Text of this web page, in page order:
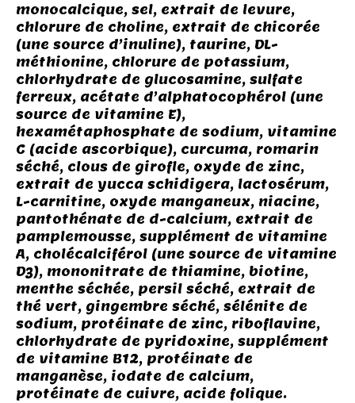
monocalcique, sel, extrait de levure,
chlorure de choline, extrait de chicorée
(une source d’inuline), taurine, DL-
méthionine, chlorure de potassium,
chlorhydrate de glucosamine, sulfate
ferreux, acétate d’alphatocophérol (une
source de vitamine E),
hexamétaphosphate de sodium, vitamine
C (acide ascorbique), curcuma, romarin
séché, clous de girofle, oxyde de zinc,
extrait de yucca schidigera, lactosérum,
L-carnitine, oxyde manganeux, niacine,
pantothénate de d-calcium, extrait de
pamplemousse, supplément de vitamine
A, cholécalciférol (une source de vitamine
D3), mononitrate de thiamine, biotine,
menthe séchée, persil séché, extrait de
thé vert, gingembre séché, sélénite de
sodium, protéinate de zinc, riboflavine,
chlorhydrate de pyridoxine, supplément
de vitamine B12, protéinate de
manganèse, iodate de calcium,
protéinate de cuivre, acide folique.